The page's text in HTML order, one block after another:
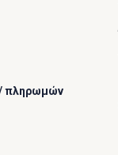
πληρωμών